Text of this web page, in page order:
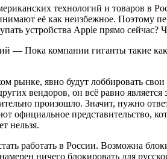
технологий и товаров в
её как неизбежное. Поэтому
устройства Apple прямо сейчас?
— Пока компании гиганты такие
рынке, явно будут лоббировать
вендоров, он всё равно является
произошло. Значит, нужно
официальное представительство,
нельзя.
работать в России. Возможна
ничего блокировать для